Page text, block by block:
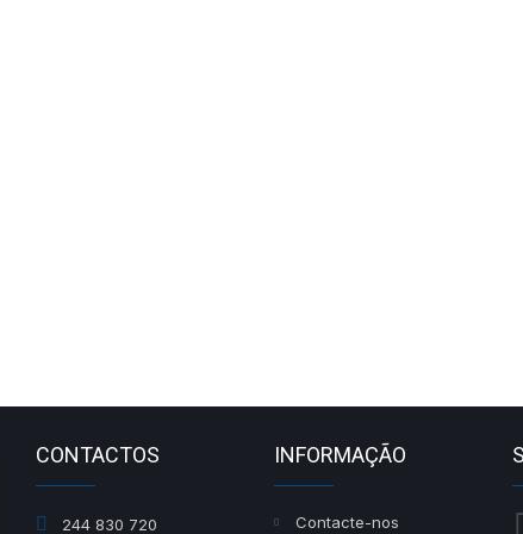
CONTACTOS
244 830 720
INFORMAÇÃO
Contacte-nos